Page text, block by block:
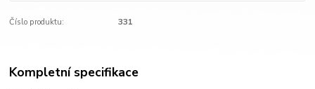
Číslo produktu: 331
Kompletní specifikace